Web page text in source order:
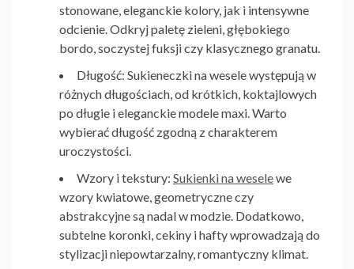
stonowane, eleganckie kolory, jak i intensywne
odcienie. Odkryj paletę zieleni, głębokiego
bordo, soczystej fuksji czy klasycznego granatu.
Długość: Sukieneczki na weselewystępują w
różnych długościach, od krótkich, koktajlowych
po długie i eleganckie modele maxi. Warto
wybierać długość zgodną z charakterem
uroczystości.
Wzory i tekstury: Sukienki na weselewe
wzory kwiatowe, geometryczne czy
abstrakcyjne są nadal w modzie. Dodatkowo,
subtelne koronki, cekiny i hafty wprowadzają do
stylizacji niepowtarzalny, romantyczny klimat.